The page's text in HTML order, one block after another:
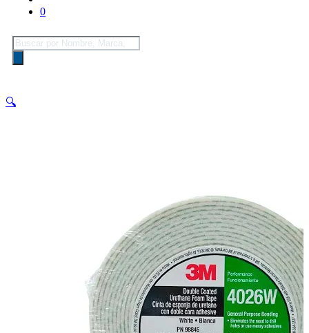
0
Búsqueda
de
productos
🔍